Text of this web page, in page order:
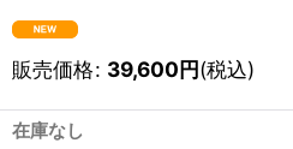
販売価格: 39,600円(税込)
在庫なし